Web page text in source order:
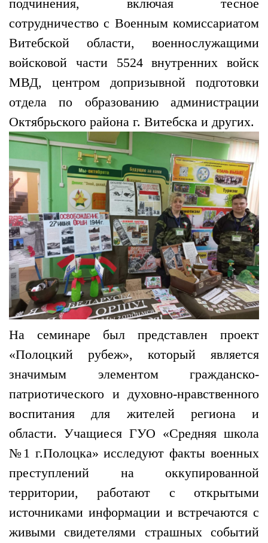
подчинения, включая тесное
сотрудничество с Военным комиссариатом
Витебской области, военнослужащими
войсковой части 5524 внутренних войск
МВД, центром допризывной подготовки
отдела по образованию администрации
Октябрьского района г. Витебска и других.
На семинаре был представлен проект
«Полоцкий рубеж», который является
значимым элементом гражданско-
патриотического и духовно-нравственного
воспитания для жителей региона и
области. Учащиеся ГУО «Средняя школа
№1 г.Полоцка» исследуют факты военных
преступлений на оккупированной
территории, работают с открытыми
источниками информации и встречаются с
живыми свидетелями страшных событий